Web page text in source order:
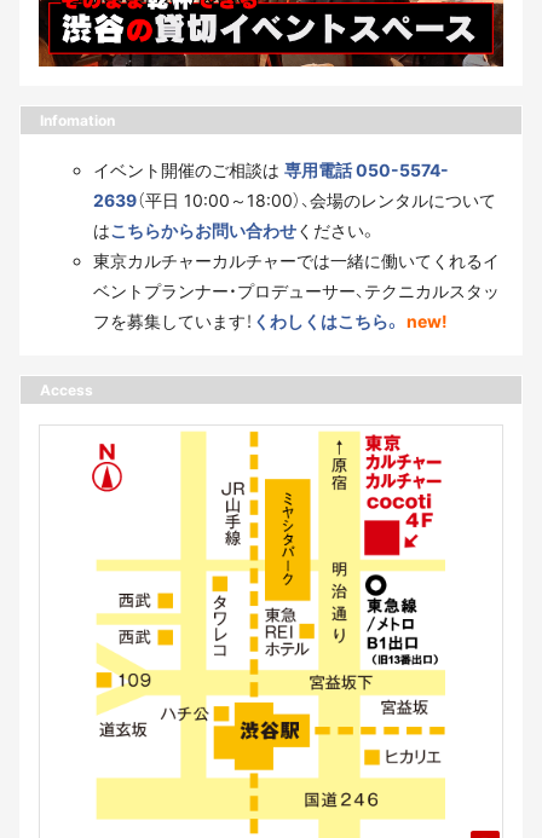
Infomation
イベント開催のご相談は 専用電話 050-5574-
2639（平日 10:00～18:00）、会場のレンタルについて
はこちらからお問い合わせください。
東京カルチャーカルチャーでは一緒に働いてくれるイ
ベントプランナー・プロデューサー、テクニカルスタッ
フを募集しています！ くわしくはこちら。 new!
Access